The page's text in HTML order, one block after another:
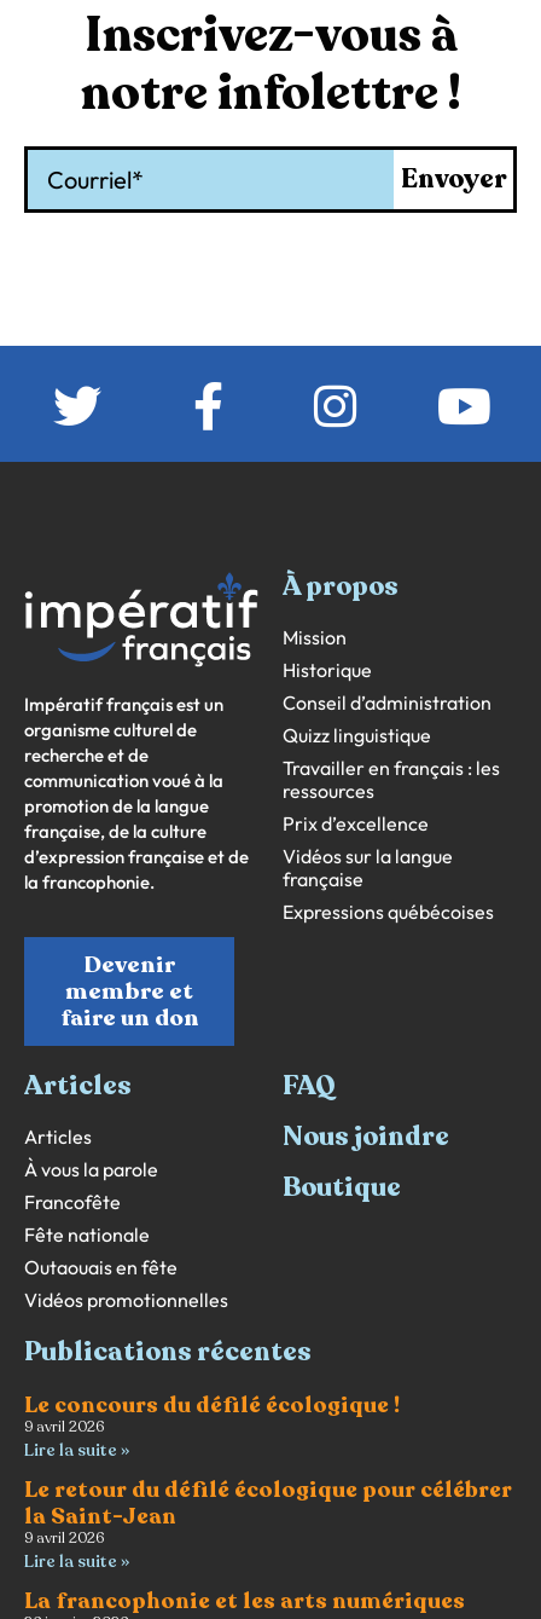
Inscrivez-vous à
notre infolettre !
Envoyer
Impératif français est un
organisme culturel de
recherche et de
communication voué à la
promotion de la langue
française, de la culture
d’expression française et de
la francophonie.
Devenir
membre et
faire un don
À propos
Mission
Historique
Conseil d’administration
Quizz linguistique
Travailler en français : les
ressources
Prix d’excellence
Vidéos sur la langue
française
Expressions québécoises
Articles
Articles
À vous la parole
Francofête
Fête nationale
Outaouais en fête
Vidéos promotionnelles
FAQ
Nous joindre
Boutique
Publications récentes
Le concours du défilé écologique !
9 avril 2026
Lire la suite »
Le retour du défilé écologique pour célébrer
la Saint-Jean
9 avril 2026
Lire la suite »
La francophonie et les arts numériques